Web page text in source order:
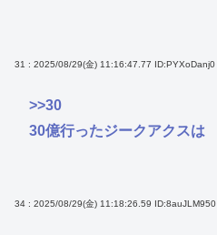
31 : 2025/08/29(金) 11:16:47.77 ID:PYXoDanj0
>>30
30億行ったジークアクスは
34 : 2025/08/29(金) 11:18:26.59 ID:8auJLM950